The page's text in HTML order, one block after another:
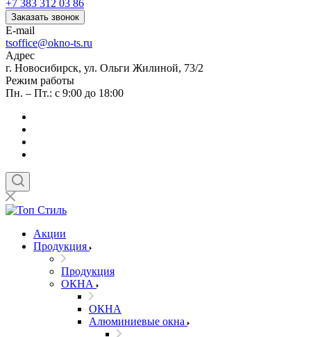
+7 383 312 03 86
Заказать звонок
E-mail
tsoffice@okno-ts.ru
Адрес
г. Новосибирск, ул. Ольги Жилиной, 73/2
Режим работы
Пн. – Пт.: с 9:00 до 18:00
Акции
Продукция
Продукция
ОКНА
ОКНА
Алюминиевые окна